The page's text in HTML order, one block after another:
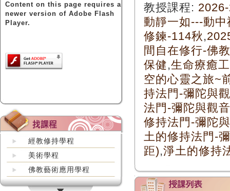
Content on this page requires a
newer version of Adobe Flash
Player.
經教修持學程
美術學程
佛教藝術應用學程
教授課程:
動靜一如---動中
修鍊-114秋 ,
間自在修行-佛
保健,生命療癒
空的心靈之旅~
持法門-彌陀與
法門-彌陀與觀
修持法門-彌陀
土的修持法門-
距),淨土的修持